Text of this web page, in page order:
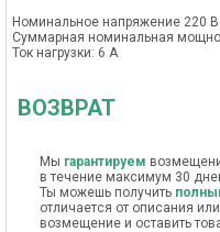
Номинальное напряжение 220 В
Суммарная номинальная
Ток нагрузки: 6 А
ВОЗВРАТ
Мы гарантируем
в течение максимум 30
Ты можешь получить
отличается от описания
возмещение и оставить